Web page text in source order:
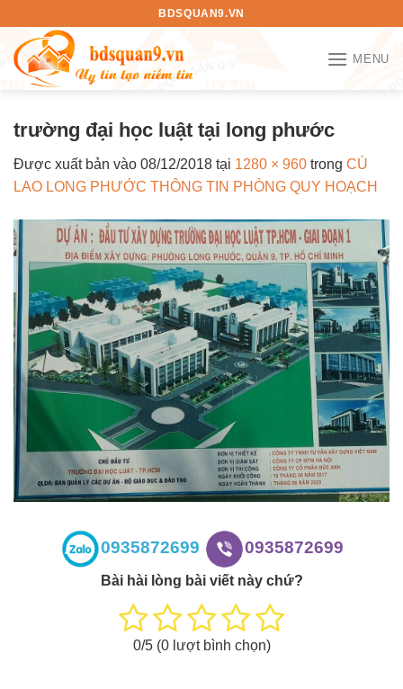
nội
dung
BDSQUAN9.VN
MENU
trường đại học luật tại long phước
Được xuất bản vào 08/12/2018 tại 1280 × 960 trong CÙ
LAO LONG PHƯỚC THÔNG TIN PHÒNG QUY HOẠCH
0935872699 0935872699
Bài hài lòng bài viết này chứ?
0/5 (0lượt bình chọn)